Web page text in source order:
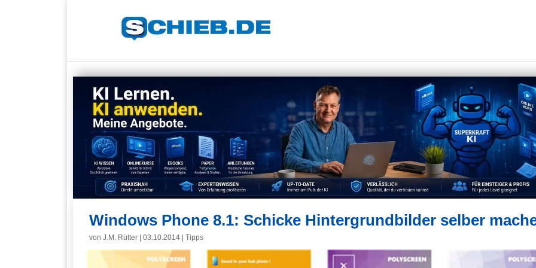
Windows Phone 8.1: Schicke Hintergrundbilder selber
von J.M. Rütter 03.10.2014 Tipps